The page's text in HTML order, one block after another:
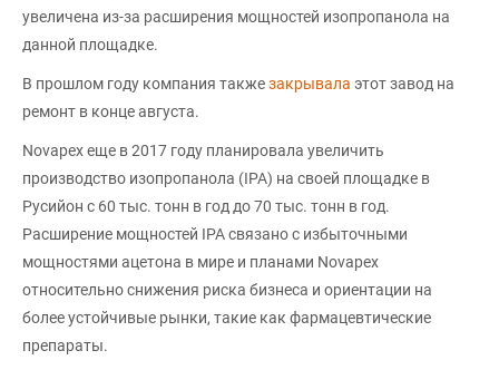
увеличена из-за расширения мощностей изопропанола на
данной площадке.
В прошлом году компания такжезакрывала этот завод на
ремонт в конце августа.
Novapex еще в 2017 году планировала увеличить
производство изопропанола (IPA) на своей площадке в
Русийон с 60 тыс. тонн в год до 70 тыс. тонн в год.
Расширение мощностей IPA связано с избыточными
мощностями ацетона в мире и планами Novapex
относительно снижения риска бизнеса и ориентации на
более устойчивые рынки, такие как фармацевтические
препараты.